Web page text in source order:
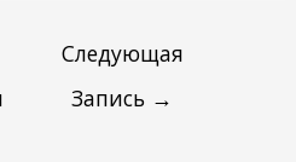
Следующая
Запись →